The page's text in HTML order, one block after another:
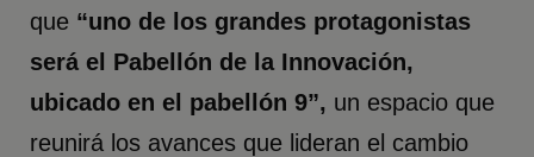
que “uno de los grandes protagonistas
será el Pabellón de la Innovación,
ubicado en el pabellón 9”, un espacio que
reunirá los avances que lideran el cambio